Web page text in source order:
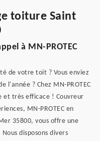
toiture Saint
à MN-PROTEC
de votre toit ? Vous enviez
? Chez MN-PROTEC
et très efficace ! Couvreur
MN-PROTEC en
35800, vous offre une
disposons divers